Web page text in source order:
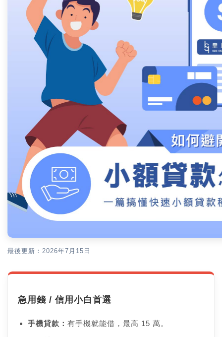
最後更新：2026年7月15日
急用錢 / 信用小白首選
手機貸款： 有手機就能借，最高 15 萬。